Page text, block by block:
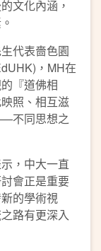
文化內涵，
代表嗇色園
，MH在
『道佛相
照、相互滋
不同思想之
，中大一直
會正是重要
的學術視
路有更深入